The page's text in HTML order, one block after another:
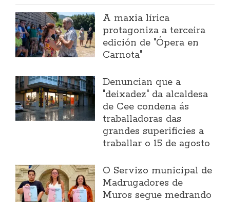
A maxia lírica
protagoniza a terceira
edición de "Ópera en
Carnota"
Denuncian que a
"deixadez" da alcaldesa
de Cee condena ás
traballadoras das
grandes superificies a
traballar o 15 de agosto
O Servizo municipal de
Madrugadores de
Muros segue medrando